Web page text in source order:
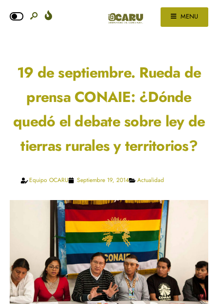
MENU
19 de septiembre. Rueda de
prensa CONAIE: ¿Dónde
quedó el debate sobre ley de
tierras rurales y territorios?
Equipo OCARU Septiembre 19, 2014 Actualidad